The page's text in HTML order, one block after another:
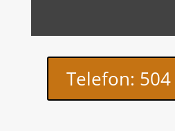
Telefon: